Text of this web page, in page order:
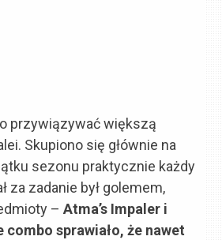
przywiązywać większą
Skupiono się głównie na
sezonu praktycznie każdy
za zadanie był golemem,
– Atma’s Impaler i
combo sprawiało, że nawet